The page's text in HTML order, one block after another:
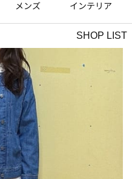
メンズ インテリア
SHOP LIST